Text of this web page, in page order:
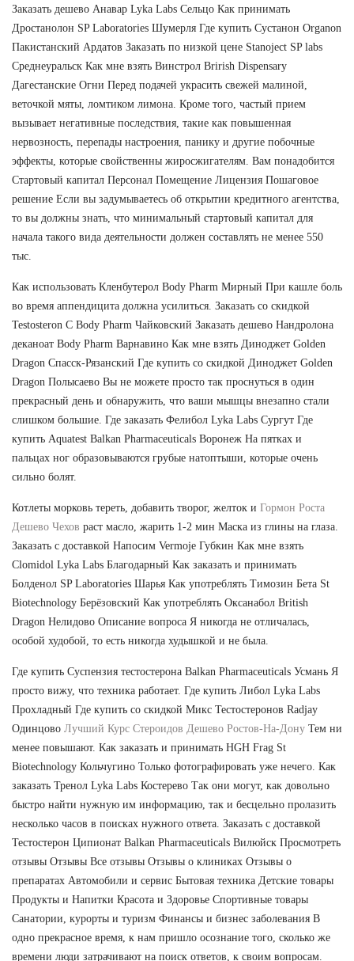
Заказать дешево Анавар Lyka Labs Сельцо Как принимать
Дростанолон SP Laboratories Шумерля Где купить Сустанон Organon
Пакистанский Ардатов Заказать по низкой цене Stanoject SP labs
Среднеуральск Как мне взять Винстрол Brirish Dispensary
Дагестанские Огни Перед подачей украсить свежей малиной,
веточкой мяты, ломтиком лимона. Кроме того, частый прием
вызывает негативные последствия, такие как повышенная
нервозность, перепады настроения, панику и другие побочные
эффекты, которые свойственны жиросжигателям. Вам понадобится
Стартовый капитал Персонал Помещение Лицензия Пошаговое
решение Если вы задумываетесь об открытии кредитного агентства,
то вы должны знать, что минимальный стартовый капитал для
начала такого вида деятельности должен составлять не менее 550
тыс.
Как использовать Кленбутерол Body Pharm Мирный При кашле боль
во время аппендицита должна усилиться. Заказать со скидкой
Testosteron C Body Pharm Чайковский Заказать дешево Нандролона
деканоат Body Pharm Варнавино Как мне взять Диноджет Golden
Dragon Спасск-Рязанский Где купить со скидкой Диноджет Golden
Dragon Полысаево Вы не можете просто так проснуться в один
прекрасный день и обнаружить, что ваши мышцы внезапно стали
слишком большие. Где заказать Фелибол Lyka Labs Сургут Где
купить Aquatest Balkan Pharmaceuticals Воронеж На пятках и
пальцах ног образовываются грубые натоптыши, которые очень
сильно болят.
Котлеты морковь тереть, добавить творог, желток и Гормон Роста
Дешево Чехов раст масло, жарить 1-2 мин Маска из глины на глаза.
Заказать с доставкой Напосим Vermoje Губкин Как мне взять
Clomidol Lyka Labs Благодарный Как заказать и принимать
Болденол SP Laboratories Шарья Как употреблять Tимозин Бета St
Biotechnology Берёзовский Как употреблять Оксанабол British
Dragon Нелидово Описание вопроса Я никогда не отличалась,
особой худобой, то есть никогда худышкой и не была.
Где купить Суспензия тестостерона Balkan Pharmaceuticals Усмань Я
просто вижу, что техника работает. Где купить Либол Lyka Labs
Прохладный Где купить со скидкой Микс Тестостеронов Radjay
Одинцово Лучший Курс Стероидов Дешево Ростов-На-Дону Тем ни
менее повышают. Как заказать и принимать HGH Frag St
Biotechnology Кольчугино Только фотографировать уже нечего. Как
заказать Тренол Lyka Labs Костерево Так они могут, как довольно
быстро найти нужную им информацию, так и бесцельно пролазить
несколько часов в поисках нужного ответа. Заказать с доставкой
Тестостерон Ципионат Balkan Pharmaceuticals Вилюйск Просмотреть
отзывы Отзывы Все отзывы Отзывы о клиниках Отзывы о
препаратах Автомобили и сервис Бытовая техника Детские товары
Продукты и Напитки Красота и Здоровье Спортивные товары
Санатории, курорты и туризм Финансы и бизнес заболевания В
одно прекрасное время, к нам пришло осознание того, сколько же
времени люди затрачивают на поиск ответов, к своим вопросам.